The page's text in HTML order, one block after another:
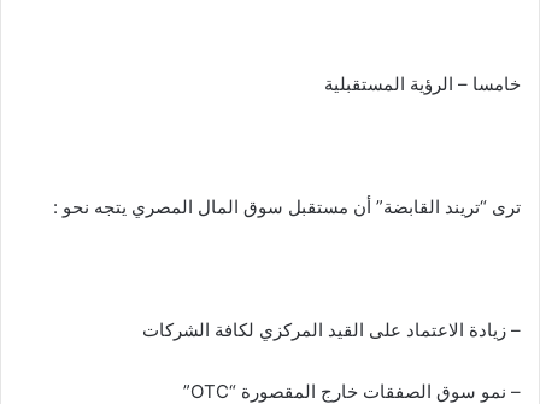
خامسا – الرؤية المستقبلية
ترى “تريند القابضة” أن مستقبل سوق المال المصري يتجه نحو :
– زيادة الاعتماد على القيد المركزي لكافة الشركات
– نمو سوق الصفقات خارج المقصورة “OTC”